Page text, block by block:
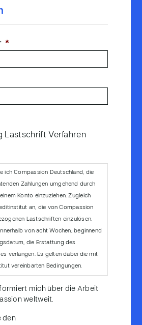
*
Lastschrift Verfahren
ich Compassion Deutschland, die
Zahlungen umgehend durch
Konto einzuziehen. Zugleich
an, die von Compassion
Lastschriften einzulösen.
von acht Wochen, beginnend
die Erstattung des
verlangen. Es gelten dabei die mit
vereinbarten Bedingungen.
mich über die Arbeit
weltweit.
den